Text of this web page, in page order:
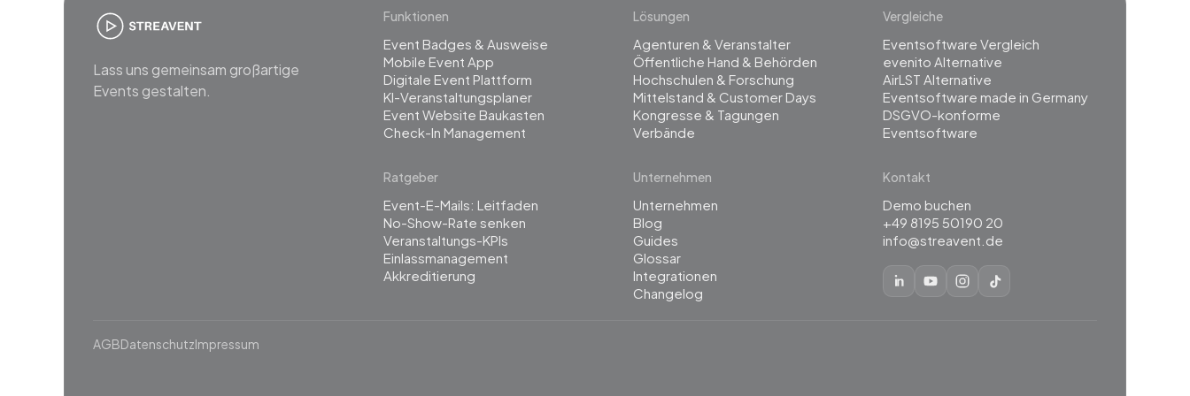
Lass uns gemeinsam großartige
Events gestalten.
Funktionen
Event Badges & Ausweise
Mobile Event App
Digitale Event Plattform
KI-Veranstaltungsplaner
Event Website Baukasten
Check-In Management
Lösungen
Agenturen & Veranstalter
Öffentliche Hand & Behörden
Hochschulen & Forschung
Mittelstand & Customer Days
Kongresse & Tagungen
Verbände
Vergleiche
Eventsoftware Vergleich
evenito Alternative
AirLST Alternative
Eventsoftware made in Germany
DSGVO-konforme
Eventsoftware
Ratgeber
Event-E-Mails: Leitfaden
No-Show-Rate senken
Veranstaltungs-KPIs
Einlassmanagement
Akkreditierung
Unternehmen
Unternehmen
Blog
Guides
Glossar
Integrationen
Changelog
Kontakt
Demo buchen
+49 8195 50190 20
info@streavent.de
AGBDatenschutzImpressum